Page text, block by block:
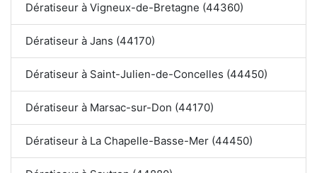
Dératiseur à Vigneux-de-Bretagne (44360)
Dératiseur à Jans (44170)
Dératiseur à Saint-Julien-de-Concelles (44450)
Dératiseur à Marsac-sur-Don (44170)
Dératiseur à La Chapelle-Basse-Mer (44450)